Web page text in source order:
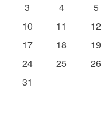
3
4 5
10
11 12
17
18 19
24
25 26
31